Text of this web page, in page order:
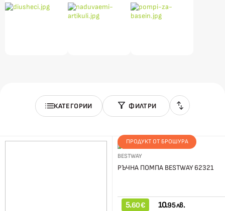
КАТЕГОРИИ ФИЛТРИ
ПРОДУКТ ОТ БРОШУРА
BESTWAY
РЪЧНА ПОМПА BESTWAY 62321
5.60 € 10.95 лв.